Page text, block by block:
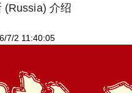
(Russia) 介绍
7/2 11:40:05